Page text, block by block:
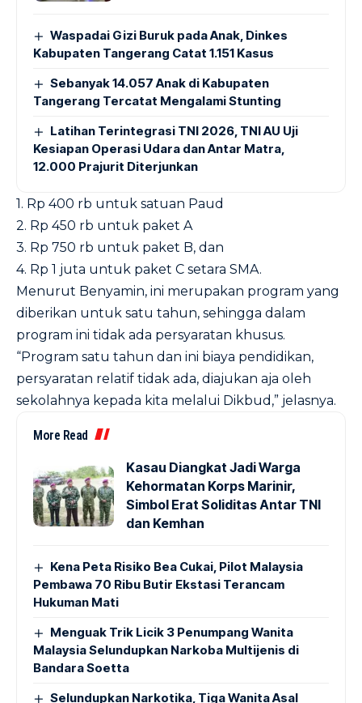
Waspadai Gizi Buruk pada Anak, Dinkes
Kabupaten Tangerang Catat 1.151 Kasus
Sebanyak 14.057 Anak di Kabupaten
Tangerang Tercatat Mengalami Stunting
Latihan Terintegrasi TNI 2026, TNI AU Uji
Kesiapan Operasi Udara dan Antar Matra,
12.000 Prajurit Diterjunkan
1. Rp 400 rb untuk satuan Paud
2. Rp 450 rb untuk paket A
3. Rp 750 rb untuk paket B, dan
4. Rp 1 juta untuk paket C setara SMA.
Menurut Benyamin, ini merupakan program yang
diberikan untuk satu tahun, sehingga dalam
program ini tidak ada persyaratan khusus.
“Program satu tahun dan ini biaya pendidikan,
persyaratan relatif tidak ada, diajukan aja oleh
sekolahnya kepada kita melalui Dikbud,” jelasnya.
More Read
Kasau Diangkat Jadi Warga
Kehormatan Korps Marinir,
Simbol Erat Soliditas Antar TNI
dan Kemhan
Kena Peta Risiko Bea Cukai, Pilot Malaysia
Pembawa 70 Ribu Butir Ekstasi Terancam
Hukuman Mati
Menguak Trik Licik 3 Penumpang Wanita
Malaysia Selundupkan Narkoba Multijenis di
Bandara Soetta
Selundupkan Narkotika, Tiga Wanita Asal